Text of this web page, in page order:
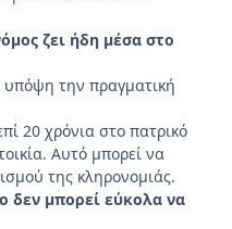
ζει ήδη μέσα στο
υπόψη την πραγματική
20 χρόνια στο πατρικό
Αυτό μπορεί να
της κληρονομιάς.
δεν μπορεί εύκολα να